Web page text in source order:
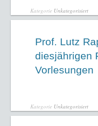
Kategorie Unkategorisiert
Prof. Lutz
diesjährigen
Vorlesungen
Kategorie Unkategorisiert